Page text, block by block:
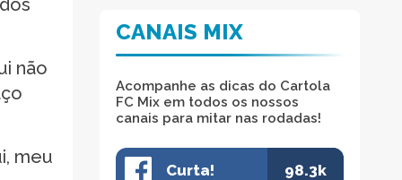
não
meu
CANAIS MIX
Acompanhe as dicas do Cartola
FC Mix em todos os nossos
canais para mitar nas rodadas!
Curta! 98.3k